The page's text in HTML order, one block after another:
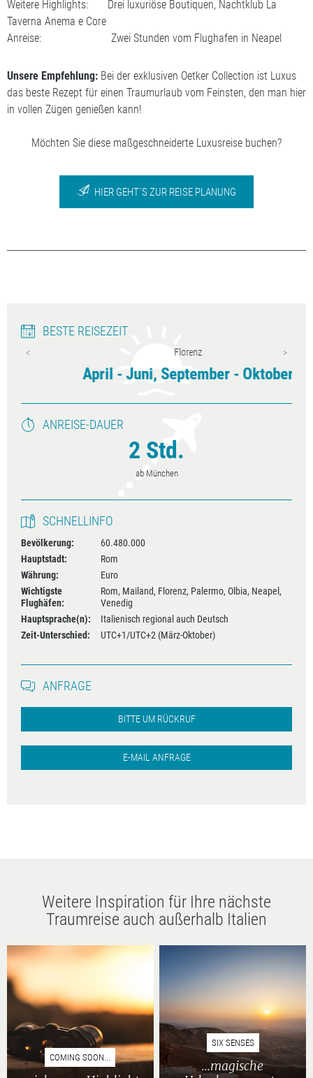
Weitere Highlights: Drei luxuriöse Boutiquen, Nachtklub La
Taverna Anema e Core
Anreise: Zwei Stunden vom Flughafen in Neapel
Unsere Empfehlung: Bei der exklusiven Oetker Collection ist Luxus
das beste Rezept für einen Traumurlaub vom Feinsten, den man hier
in vollen Zügen genießen kann!
Möchten Sie diese maßgeschneiderte Luxusreise buchen?
HIER GEHT´S ZUR REISE PLANUNG
BESTE REISEZEIT
April - Juni, September - Oktober
ANREISE-DAUER
2 Std.
ab München
SCHNELLINFO
Bevölkerung:
60.480.000
Hauptstadt:
Rom
Währung:
Euro
Wichtigste
Flughäfen:
Rom, Mailand, Florenz, Palermo, Olbia, Neapel,
Venedig
Hauptsprache(n):
Italienisch regional auch Deutsch
Zeit-Unterschied:
UTC+1/UTC+2 (März-Oktober)
ANFRAGE
BITTE UM RÜCKRUF
E-MAIL ANFRAGE
Weitere Inspiration für Ihre nächste
Traumreise auch außerhalb Italien
COMING SOON...
SIX SENSES
...magische